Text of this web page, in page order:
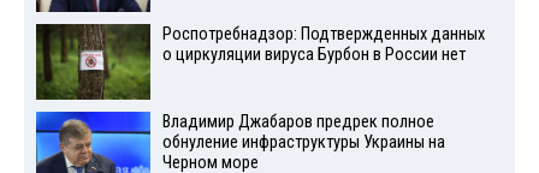
Роспотребнадзор: Подтвержденных данных
о циркуляции вируса Бурбон в России нет
Владимир Джабаров предрек полное
обнуление инфраструктуры Украины на
Черном море